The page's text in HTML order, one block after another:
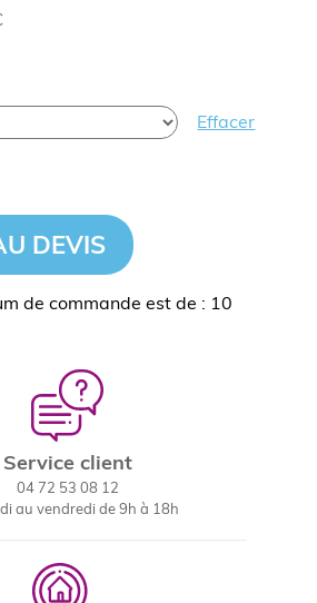
Effacer
DEVIS
de commande est de : 10
Service client
04 72 53 08 12
au vendredi de 9h à 18h